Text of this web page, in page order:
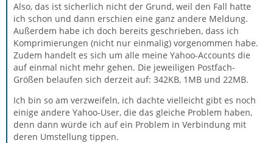
Also, das ist sicherlich nicht der Grund, weil den Fall hatte
ich schon und dann erschien eine ganz andere Meldung.
Außerdem habe ich doch bereits geschrieben, dass ich
Komprimierungen (nicht nur einmalig) vorgenommen habe.
Zudem handelt es sich um alle meine Yahoo-Accounts die
auf einmal nicht mehr gehen. Die jeweiligen Postfach-
Größen belaufen sich derzeit auf: 342KB, 1MB und 22MB.
Ich bin so am verzweifeln, ich dachte vielleicht gibt es noch
einige andere Yahoo-User, die das gleiche Problem haben,
denn dann würde ich auf ein Problem in Verbindung mit
deren Umstellung tippen.